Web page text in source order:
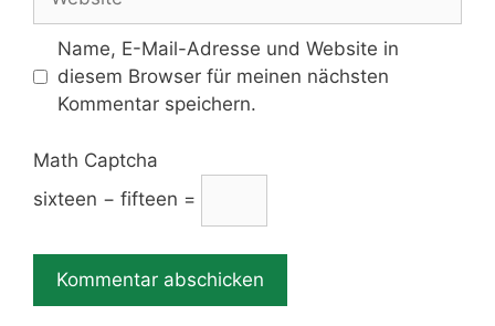
Name, E-Mail-Adresse und Website in
diesem Browser für meinen nächsten
Kommentar speichern.
Math Captcha
sixteen − fifteen =